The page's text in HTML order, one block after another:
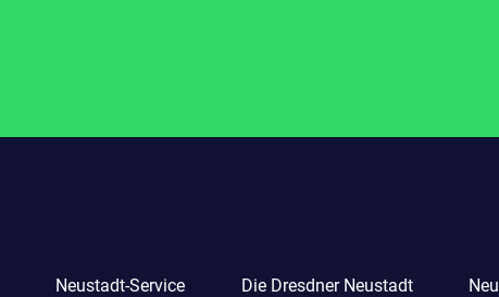
Neustadt-Service Die Dresdner Neustadt